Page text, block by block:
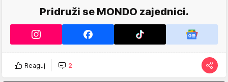
Pridruži se MONDO zajednici.
Reaguj 2